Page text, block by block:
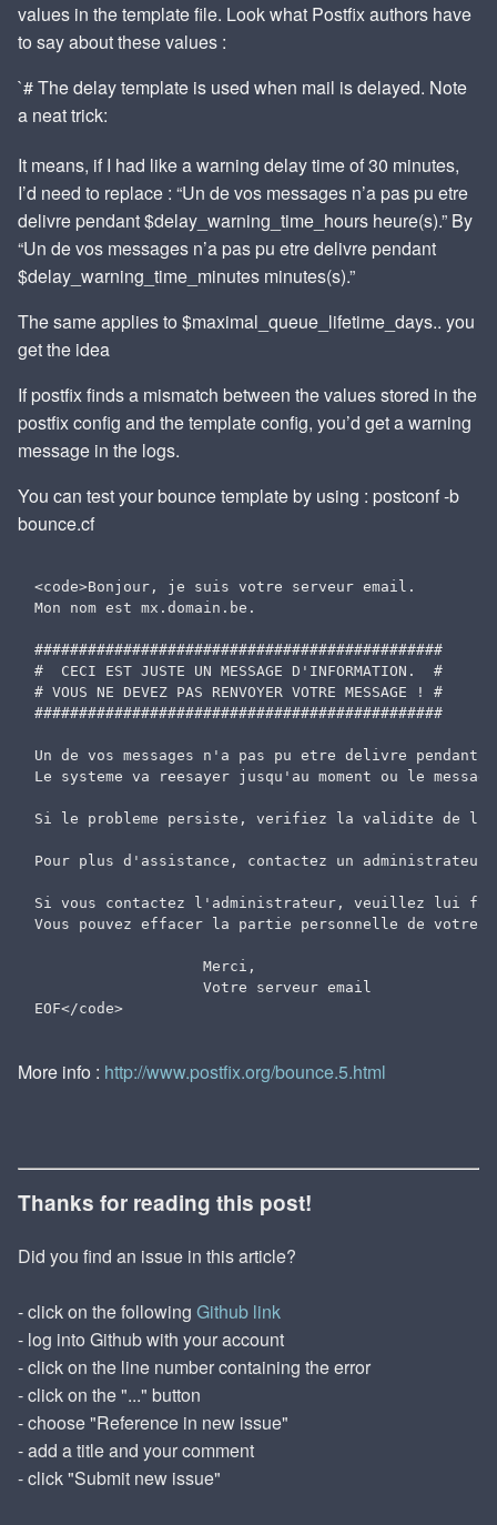
values in the template file. Look what Postfix authors have
to say about these values :
`# The delay template is used when mail is delayed. Note
a neat trick:
It means, if I had like a warning delay time of 30 minutes,
I’d need to replace : “Un de vos messages n’a pas pu etre
delivre pendant $delay_warning_time_hours heure(s).” By
“Un de vos messages n’a pas pu etre delivre pendant
$delay_warning_time_minutes minutes(s).”
The same applies to $maximal_queue_lifetime_days.. you
get the idea
If postfix finds a mismatch between the values stored in the
postfix config and the template config, you’d get a warning
message in the logs.
You can test your bounce template by using : postconf -b
bounce.cf
<code>Bonjour, je suis votre serveur email.
Mon nom est mx.domain.be.
##############################################
#  CECI EST JUSTE UN MESSAGE D'INFORMATION.  #
# VOUS NE DEVEZ PAS RENVOYER VOTRE MESSAGE ! #
##############################################
Un de vos messages n'a pas pu etre delivre pendant
Le systeme va reesayer jusqu'au moment ou le
Si le probleme persiste, verifiez la validite de
Pour plus d'assistance, contactez un administrateur
Si vous contactez l'administrateur, veuillez lui
Vous pouvez effacer la partie personnelle de votre
                   Merci,
                   Votre serveur email
More info : http://www.postfix.org/bounce.5.html
Thanks for reading this post!
Did you find an issue in this article?
- click on the following Github link
- log into Github with your account
- click on the line number containing the error
- click on the "..." button
- choose "Reference in new issue"
- add a title and your comment
- click "Submit new issue"